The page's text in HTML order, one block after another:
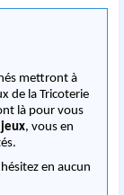
mettront à
de la Tricoterie
là pour vous
, vous en
en aucun